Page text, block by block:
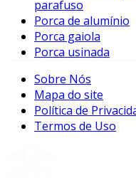
crucial para o sucesso
Parafusos errados
estruturais, levando a
e perda de tempo e
considerar fatores
ambiente de aplicação
resistência é
Cuidados e
parafuso
Porca de alumínio
Porca gaiola
Porca usinada
Sobre Nós
Mapa do site
Política de
Termos de Uso